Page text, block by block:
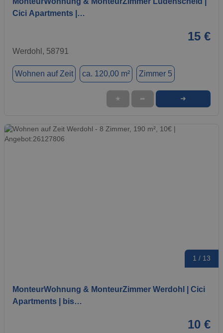
Cici Apartments |…
15 €
Werdohl, 58791
Wohnen auf Zeit ca. 120,00 m² Zimmer 5
★ ➦ ➜
1 / 13
MonteurWohnung & MonteurZimmer Werdohl | Cici
Apartments | bis…
10 €